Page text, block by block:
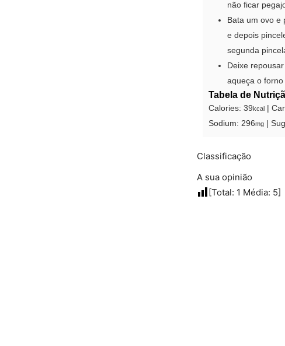
não ficar
Bata um ovo e
e depois
segunda
Deixe
aqueça o
Tabela de
Calories: 39kcal
Sodium: 296mg
Classificação
A sua opinião
[Total: 1 Média: 5]